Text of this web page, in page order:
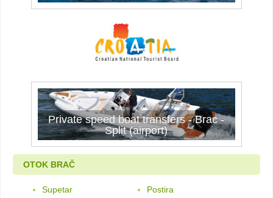
Private speed boat transfers - Brac -
Split (airport)
Private speed boat transfers - Brac -
Split (airport)
OTOK BRAČ
Supetar
Postira